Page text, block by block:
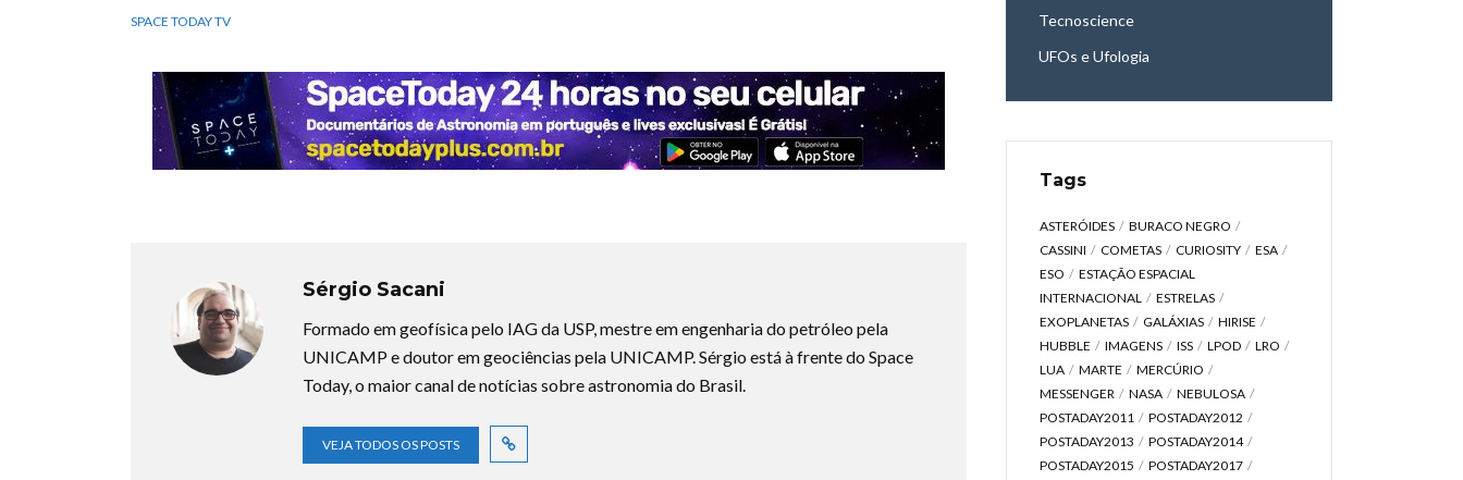
SPACE TODAY TV
Sérgio Sacani
Formado em geofísica pelo IAG da USP, mestre em engenharia do petróleo pela
UNICAMP e doutor em geociências pela UNICAMP. Sérgio está à frente do Space
Today, o maior canal de notícias sobre astronomia do Brasil.
VEJA TODOS OS POSTS
Tecnoscience
UFOs e Ufologia
Tags
ASTERÓIDES
BURACO NEGRO
CASSINI
COMETAS CURIOSITY
ESA
ESO
ESTAÇÃO ESPACIAL
INTERNACIONAL
ESTRELAS
EXOPLANETAS
GALÁXIAS
HIRISE
HUBBLE
IMAGENS ISS LPOD
LRO
LUA
MARTE
MERCÚRIO
MESSENGER
NASA
NEBULOSA
POSTADAY2011
POSTADAY2012
POSTADAY2013
POSTADAY2014
POSTADAY2015
POSTADAY2017